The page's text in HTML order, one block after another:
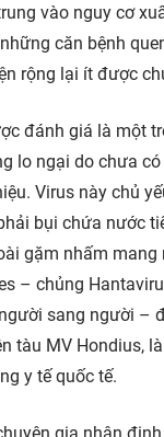
vào nguy cơ
căn bệnh
rộng lại ít được
đánh giá là một
lo ngại do chưa
Virus này chủ
bụi chứa nước
gặm nhấm mang
– chủng
sang người –
tàu MV Hondius,
y tế quốc tế.
gia nhận